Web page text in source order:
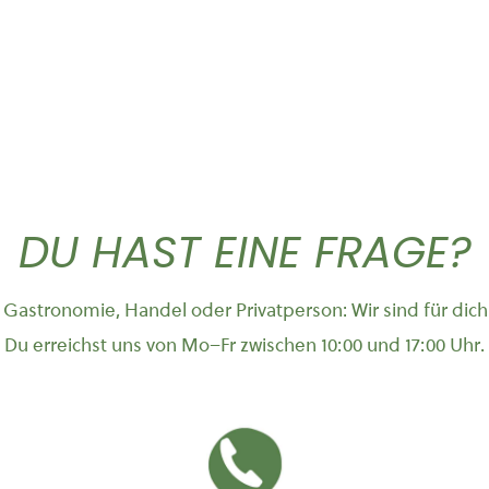
DU HAST EINE FRAGE?
Handel oder Privatperson: Wir sind für
Du erreichst uns von Mo–Fr zwischen 10:00 und 17:00 Uhr.